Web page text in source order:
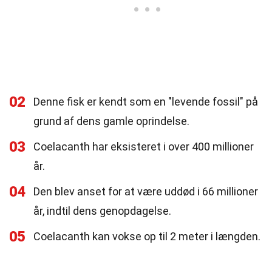
02
Denne fisk er kendt som en "levende fossil" på
grund af dens gamle oprindelse.
03
Coelacanth har eksisteret i over 400 millioner
år.
04
Den blev anset for at være uddød i 66 millioner
år, indtil dens genopdagelse.
05 Coelacanth kan vokse op til 2 meter i længden.